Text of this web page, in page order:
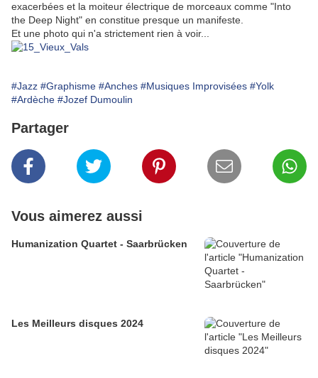
exacerbées et la moiteur électrique de morceaux comme "Into
the Deep Night" en constitue presque un manifeste.
Et une photo qui n'a strictement rien à voir...
#Jazz #Graphisme #Anches #Musiques Improvisées #Yolk
#Ardèche #Jozef Dumoulin
Partager
Vous aimerez aussi
Humanization Quartet - Saarbrücken
Les Meilleurs disques 2024